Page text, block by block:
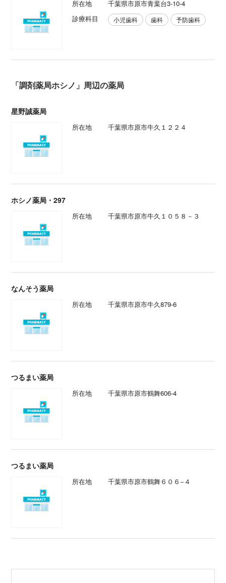
所在地
千葉県市原市青葉台3-10-4
診療科目
小児歯科 歯科 予防歯科
「調剤薬局ホシノ」周辺の薬局
星野誠薬局
所在地 千葉県市原市牛久１２２４
ホシノ薬局・297
所在地 千葉県市原市牛久１０５８－３
なんそう薬局
所在地 千葉県市原市牛久879-6
つるまい薬局
所在地 千葉県市原市鶴舞606-4
つるまい薬局
所在地 千葉県市原市鶴舞６０６−４